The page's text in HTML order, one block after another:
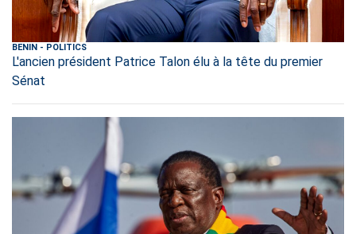
BENIN - POLITICS
L'ancien président Patrice Talon élu à la tête du premier
Sénat